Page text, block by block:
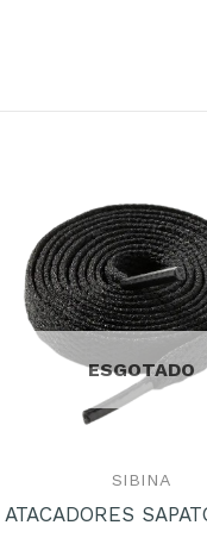
ESGOTADO
SIBINA
ATACADORES